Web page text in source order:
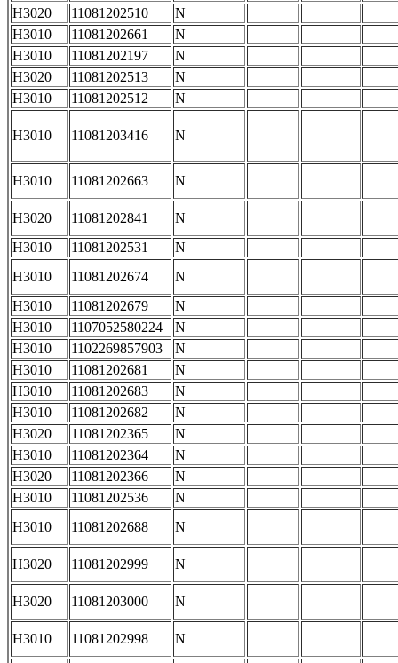
H3020
11081202510
N
H3010
11081202661
N
H3010
11081202197
N
H3020
11081202513
N
H3010
11081202512 N
H3010 11081203416 N
H3010 11081202663 N
H3020 11081202841
N
H3010
11081202531
N
H3010
11081202674
N
H3010
11081202679
N
H3010
1107052580224
N
H3010
1102269857903
N
H3010
11081202681
N
H3010
11081202683
N
H3010
11081202682
N
H3020
11081202365
N
H3010
11081202364
N
H3020
11081202366
N
H3010
11081202536
N
H3010
11081202688 N
H3020 11081202999 N
H3020 11081203000 N
H3010 11081202998 N